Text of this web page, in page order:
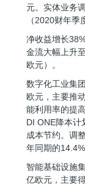
元。实体业务
（2020财年季
净收益增长
金流大幅上升
欧元）。
数字化工业集
欧元，主要推
能利用率的提
DI ONE降本计
成本节约。调
年同期的14.4%
智能基础设施
亿欧元，主要